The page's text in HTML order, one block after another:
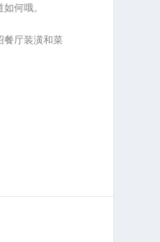
何哦。
餐厅装潢和菜